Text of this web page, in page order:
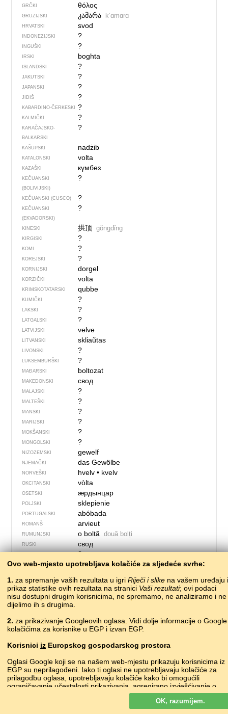
GRČKI θόλος
GRUZIJSKI კამარა kʼɑmɑrɑ
HRVATSKI svod
INDONEZIJSKI ?
INGUŠKI ?
IRSKI boghta
ISLANDSKI ?
JAKUTSKI ?
JAPANSKI ?
JIDIŠ ?
KABARDINO-ČERKESKI ?
KALMIČKI ?
KARAČAJSKO-
BALKARSKI
?
KAŠUPSKI nadżib
KATALONSKI volta
KAZAŠKI күмбез
KEČUANSKI
(BOLIVIJSKI)
?
KEČUANSKI (CUSCO) ?
KEČUANSKI
(EKVADORSKI)
?
KINESKI 拱顶 gǒngdǐng
KIRGISKI ?
KOMI ?
KOREJSKI ?
KORNIJSKI dorgel
KORZIČKI volta
KRIMSKOTATARSKI qubbe
KUMIČKI ?
LAKSKI ?
LATGALSKI ?
LATVIJSKI velve
LITVANSKI skliaũtas
LIVONSKI ?
LUKSEMBURŠKI ?
MAĐARSKI boltozat
MAKEDONSKI свод
MALAJSKI ?
MALTEŠKI ?
MANSKI ?
MARIJSKI ?
MOKŠANSKI ?
MONGOLSKI ?
NIZOZEMSKI gewelf
NJEMAČKI das Gewölbe
NORVEŠKI hvelv• kvelv
OKCITANSKI vòlta
OSETSKI ӕрдынцар
POLJSKI sklepienie
PORTUGALSKI abóbada
ROMANŠ arvieut
RUMUNJSKI o boltă două bolți
RUSKI свод
?
ŠKOTSKI GAELSKI bogha
SLOVENSKI obok
ŠPANJOLSKI bóveda
SRPSKI
TADŽIČKI гунбаз
TATARSKI гөмбәз•gömbäz
tonoz
UDMURTSKI ?
UKRAJINSKI склепіння
Ovo web-mjesto upotrebljava kolačiće za sljedeće svrhe:
1. za spremanje vaših rezultata u igri Riječi i slike na vašem uređaju i
prikaz statistike ovih rezultata na stranici Vaši rezultati; ovi podaci
nisu dostupni drugim korisnicima, ne spremamo, ne analiziramo i ne
dijelimo ih s drugima.
2. za prikazivanje Googleovih oglasa. Vidi dolje informacije o Google
kolačićima za korisnike u EGP i izvan EGP.
Korisnici iz Europskog gospodarskog prostora
Oglasi Google koji se na našem web-mjestu prikazuju korisnicima iz
EGP su neprilagođeni. Iako ti oglasi ne upotrebljavaju kolačiće za
prilagodbu oglasa, upotrebljavaju kolačiće kako bi omogućili
ograničavanje učestalosti prikazivanja, agregirano izvješćivanje o
oglasima i za borbu protiv prevara i zloupotrebe.
OK, razumijem.